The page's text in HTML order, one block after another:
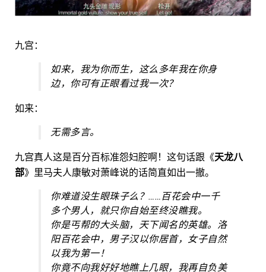
九宫：
如来，我为你而生，这么多年我在你身
边，你可有正眼看过我一次？
如来：
无需多言。
九宫真人这是百分百标准怨妇腔啊！这句话跟《天龙八
部》里马夫人康敏对萧峰说的话简直如出一撤。
你难道没生眼珠子么？……百花会中一千
多个男人，就只你自始至终没瞧我。
你是丐帮的大头脑，天下闻名的英雄。洛
阳百花会中，男子汉以你居首，女子自然
以我为第一！
你竟不向我好好地瞧上几眼，我再自负美